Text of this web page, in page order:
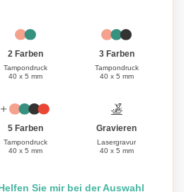
2 Farben
Tampondruck
40 x 5 mm
3 Farben
Tampondruck
40 x 5 mm
5 Farben
Tampondruck
40 x 5 mm
Gravieren
Lasergravur
40 x 5 mm
Sie mir bei der Auswahl